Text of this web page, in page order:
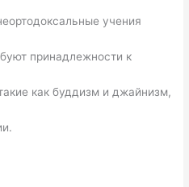
учения
принадлежности к
как буддизм и джайнизм,